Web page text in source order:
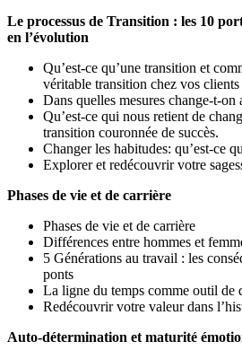
Le processus de Transition : les 10
en l’évolution
Qu’est-ce qu’une transition et
véritable transition chez vos clients
Dans quelles mesures change-t-on
Qu’est-ce qui nous retient de
transition couronnée de succès.
Changer les habitudes: qu’est-ce
Explorer et redécouvrir votre
Phases de vie et de carrière
Phases de vie et de carrière
Différences entre hommes et
5 Générations au travail : les
ponts
La ligne du temps comme outil de
Redécouvrir votre valeur dans
Auto-détermination et maturité